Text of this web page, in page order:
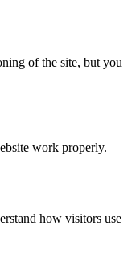
of the site, but you
work properly.
how visitors use